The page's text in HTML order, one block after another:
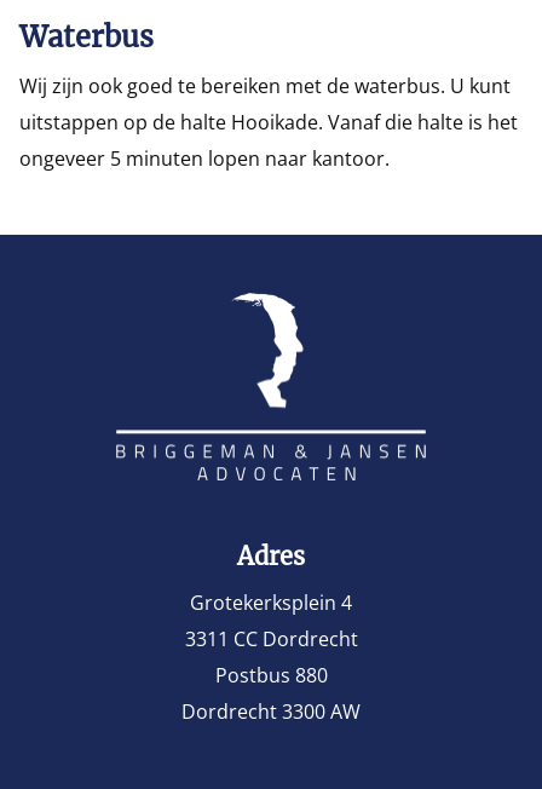
Waterbus
Wij zijn ook goed te bereiken met de waterbus. U kunt
uitstappen op de halte Hooikade. Vanaf die halte is het
ongeveer 5 minuten lopen naar kantoor.
Adres
Grotekerksplein 4
3311 CC Dordrecht
Postbus 880
Dordrecht 3300 AW